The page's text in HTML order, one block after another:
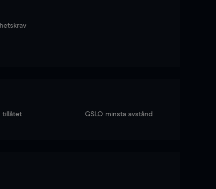
tillåtet GSLO minsta avstånd